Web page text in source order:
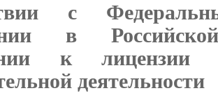
с
в
к лицензии
деятельности